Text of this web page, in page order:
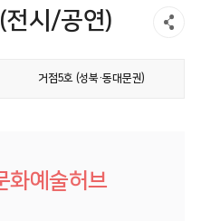
(전시/공연)
거점5호 (성북·동대문권)
화예술허브